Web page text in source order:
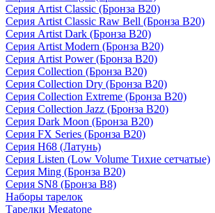
Серия Artist Classic (Бронза B20)
Серия Artist Classic Raw Bell (Бронза B20)
Серия Artist Dark (Бронза B20)
Серия Artist Modern (Бронза B20)
Серия Artist Power (Бронза B20)
Серия Collection (Бронза B20)
Серия Collection Dry (Бронза B20)
Серия Collection Extreme (Бронза B20)
Серия Collection Jazz (Бронза B20)
Серия Dark Moon (Бронза B20)
Серия FX Series (Бронза B20)
Серия H68 (Латунь)
Серия Listen (Low Volume Тихие сетчатые)
Серия Ming (Бронза B20)
Серия SN8 (Бронза B8)
Наборы тарелок
Тарелки Megatone